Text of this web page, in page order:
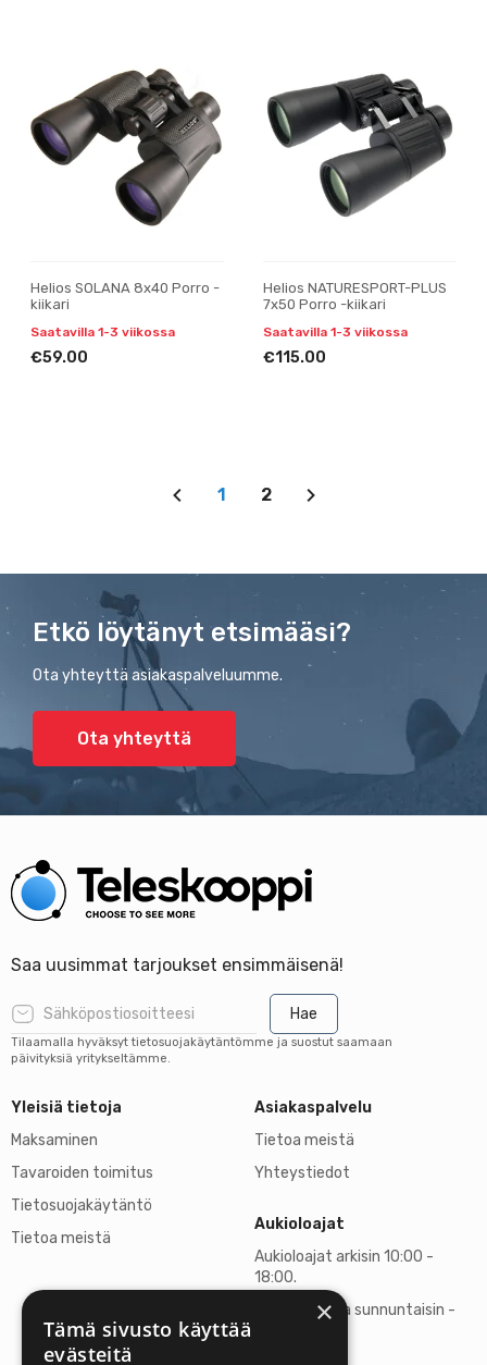
Helios SOLANA 8x40 Porro -
kiikari
Saatavilla 1-3 viikossa
€59.00
Helios NATURESPORT-PLUS
7x50 Porro -kiikari
Saatavilla 1-3 viikossa
€115.00
1 2
Etkö löytänyt etsimääsi?
Ota yhteyttä asiakaspalveluumme.
Ota yhteyttä
Saa uusimmat tarjoukset ensimmäisenä!
Hae
Tilaamalla hyväksyt tietosuojakäytäntömme ja suostut saamaan
päivityksiä yritykseltämme.
Yleisiä tietoja
Maksaminen
Tavaroiden toimitus
Tietosuojakäytäntö
Tietoa meistä
Asiakaspalvelu
Tietoa meistä
Yhteystiedot
Aukioloajat
Aukioloajat arkisin 10:00 -
18:00.
Lauantaisin ja sunnuntaisin -
×
Tämä sivusto käyttää
evästeitä